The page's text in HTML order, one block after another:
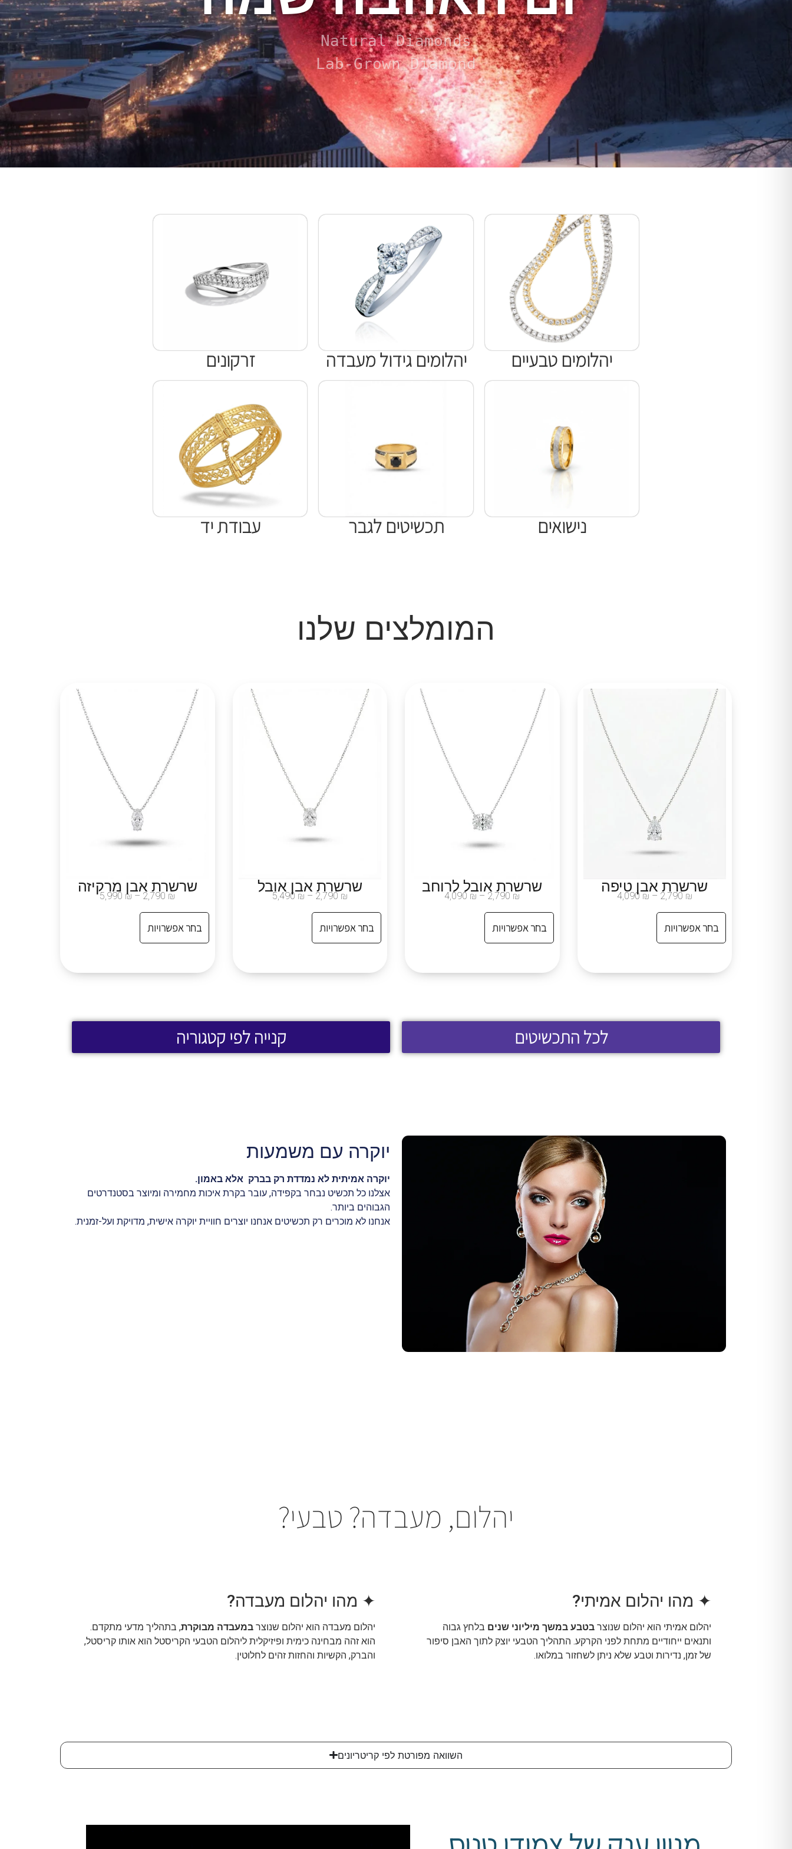
Natural Diamonds
Lab-Grown Diamond
יהלומים טבעיים יהלומים גידול מעבדה זרקונים
נישואים תכשיטים לגבר עבודת יד
המומלצים שלנו
שרשרת אבן טיפה
2,790 ₪
–
4,090 ₪
בחר אפשרויות
שרשרת אובל לרוחב
2,790 ₪
–
4,090 ₪
בחר אפשרויות
שרשרת אבן אובל
2,790 ₪
–
5,490 ₪
בחר אפשרויות
שרשרת אבן מרקיזה
2,790 ₪
–
5,990 ₪
בחר אפשרויות
קנייה לפי קטגוריה לכל התכשיטים
יוקרה עם משמעות
יוקרה אמיתית לא נמדדת רק בברק אלא באמון.
אצלנו כל תכשיט נבחר בקפידה, עובר בקרת איכות מחמירה ומיוצר בסטנדרטים
הגבוהים ביותר.
אנחנו לא מוכרים רק תכשיטים אנחנו יוצרים חוויית יוקרה אישית, מדויקת ועל-זמנית.
יהלום, מעבדה? טבעי?
✦ מהו יהלום אמיתי?
יהלום אמיתי הוא יהלום שנוצר בטבע במשך מיליוני שנים בלחץ גבוה
ותנאים ייחודיים מתחת לפני הקרקע. התהליך הטבעי יוצק לתוך האבן סיפור
של זמן, נדירות וטבע שלא ניתן לשחזור במלואו.
✦ מהו יהלום מעבדה?
יהלום מעבדה הוא יהלום שנוצר במעבדה מבוקרת, בתהליך מדעי מתקדם.
הוא זהה מבחינה כימית ופיזיקלית ליהלום הטבעי הקריסטל הוא אותו קריסטל,
והברק, הקשיות והחזות זהים לחלוטין.
השוואה מפורטת לפי קריטריונים